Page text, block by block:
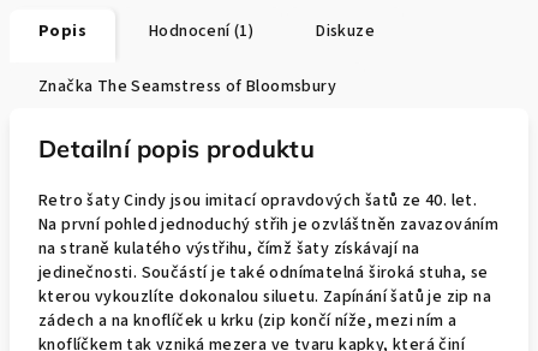
Popis Hodnocení (1) Diskuze
Značka The Seamstress of Bloomsbury
Detailní popis produktu
Retro šaty Cindy jsou imitací opravdových šatů ze 40. let.
Na první pohled jednoduchý střih je ozvláštněn zavazováním
na straně kulatého výstřihu, čímž šaty získávají na
jedinečnosti. Součástí je také odnímatelná široká stuha, se
kterou vykouzlíte dokonalou siluetu. Zapínání šatů je zip na
zádech a na knoflíček u krku (zip končí níže, mezi ním a
knoflíčkem tak vzniká mezera ve tvaru kapky, která činí